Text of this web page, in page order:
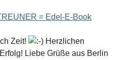
= Edel-E-Book
Zeit!
Herzlichen
Liebe Grüße aus Berlin